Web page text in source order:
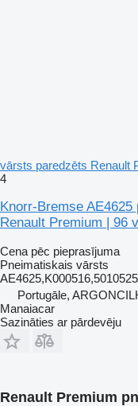
vārsts paredzēts Renault
4
Knorr-Bremse
Renault Premium | 96
Cena pēc pieprasījuma
Pneimatiskais vārsts
Portugāle,
Manaiacar
Sazināties ar pārdevēju
Renault Premium